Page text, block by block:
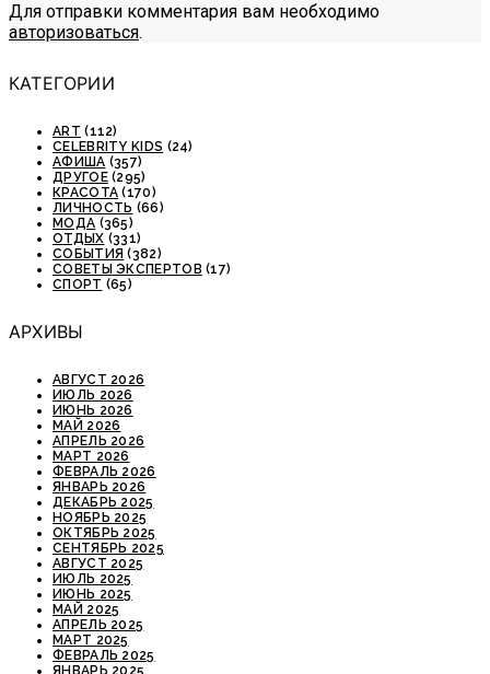
Для отправки комментария вам необходимо
авторизоваться.
КАТЕГОРИИ
ART (112)
CELEBRITY KIDS (24)
АФИША (357)
ДРУГОЕ(295)
КРАСОТА (170)
ЛИЧНОСТЬ (66)
МОДА (365)
ОТДЫХ (331)
СОБЫТИЯ (382)
СОВЕТЫ ЭКСПЕРТОВ (17)
СПОРТ (65)
АРХИВЫ
АВГУСТ 2026
ИЮЛЬ 2026
ИЮНЬ 2026
МАЙ 2026
АПРЕЛЬ 2026
МАРТ 2026
ФЕВРАЛЬ 2026
ЯНВАРЬ 2026
ДЕКАБРЬ 2025
НОЯБРЬ 2025
ОКТЯБРЬ 2025
СЕНТЯБРЬ 2025
АВГУСТ 2025
ИЮЛЬ 2025
ИЮНЬ 2025
МАЙ 2025
АПРЕЛЬ 2025
МАРТ 2025
ФЕВРАЛЬ 2025
ЯНВАРЬ 2025